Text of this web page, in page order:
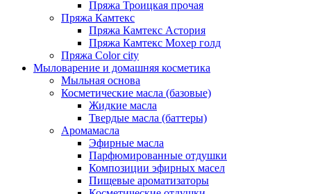
Пряжа Троицкая прочая
Пряжа Камтекс
Пряжа Камтекс Астория
Пряжа Камтекс Мохер голд
Пряжа Color city
Мыловарение и домашняя косметика
Мыльная основа
Косметические масла (базовые)
Жидкие масла
Твердые масла (баттеры)
Аромамасла
Эфирные масла
Парфюмированные отдушки
Композиции эфирных масел
Пищевые ароматизаторы